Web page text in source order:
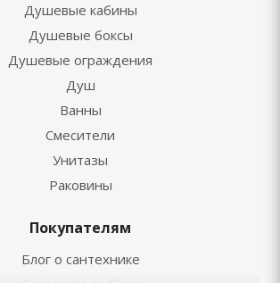
Душевые кабины
Душевые боксы
Душевые ограждения
Душ
Ванны
Смесители
Унитазы
Раковины
Покупателям
Блог о сантехнике